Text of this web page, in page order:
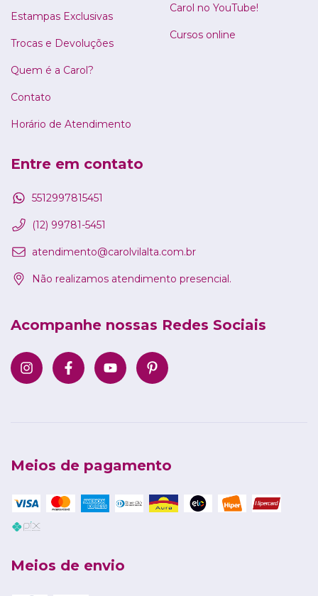
Estampas Exclusivas
Trocas e Devoluções
Quem é a Carol?
Contato
Horário de Atendimento
Carol no YouTube!
Cursos online
Entre em contato
5512997815451
(12) 99781-5451
atendimento@carolvilalta.com.br
Não realizamos atendimento presencial.
Acompanhe nossas Redes Sociais
Meios de pagamento
Meios de envio